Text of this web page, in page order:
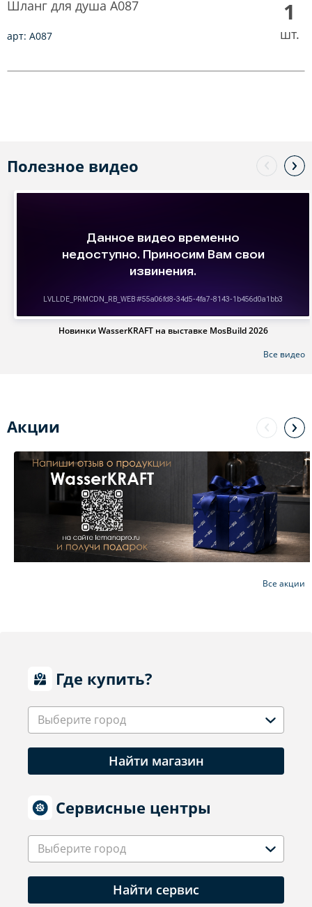
Шланг для душа A087
арт: A087
1
шт.
Полезное видео
Новинки WasserKRAFT на выставке MosBuild 2026
Все видео
Акции
Все акции
Где купить?
Выберите город
Найти магазин
Сервисные центры
Выберите город
Найти сервис